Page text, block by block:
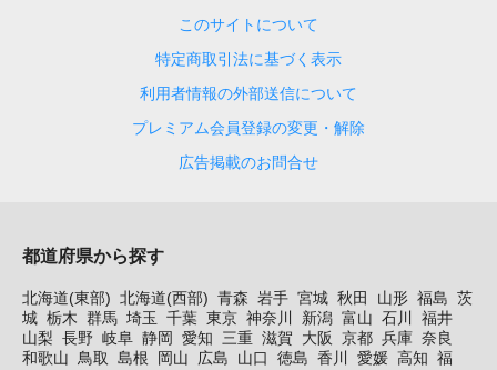
このサイトについて
特定商取引法に基づく表示
利用者情報の外部送信について
プレミアム会員登録の変更・解除
広告掲載のお問合せ
都道府県から探す
北海道(東部) 北海道(西部) 青森 岩手 宮城 秋田 山形 福島 茨
城 栃木 群馬 埼玉 千葉 東京 神奈川 新潟 富山 石川
福井
山梨 長野 岐阜 静岡 愛知 三重 滋賀 大阪 京都 兵庫 奈良
和歌山
鳥取 島根 岡山 広島 山口 徳島 香川 愛媛 高知 福